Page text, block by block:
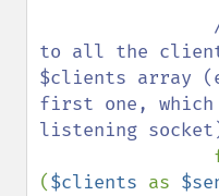
to all the
$clients array
first one,
listening
($clients as